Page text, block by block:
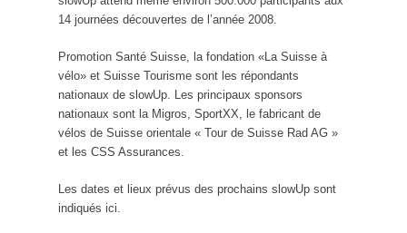
14 journées découvertes de l’année 2008.
Promotion Santé Suisse, la fondation «La Suisse à
vélo» et Suisse Tourisme sont les répondants
nationaux de slowUp. Les principaux sponsors
nationaux sont la Migros, SportXX, le fabricant de
vélos de Suisse orientale « Tour de Suisse Rad AG »
et les CSS Assurances.
Les dates et lieux prévus des prochains slowUp sont
indiqués ici.